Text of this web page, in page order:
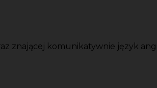
znającej komunikatywnie język